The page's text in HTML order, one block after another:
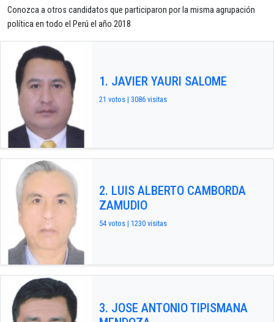
Conozca a otros candidatos que participaron por la misma agrupación
política en todo el Perú el año 2018
1. JAVIER YAURI SALOME
21 votos | 3086 visitas
2. LUIS ALBERTO CAMBORDA
ZAMUDIO
54 votos | 1230 visitas
3. JOSE ANTONIO TIPISMANA